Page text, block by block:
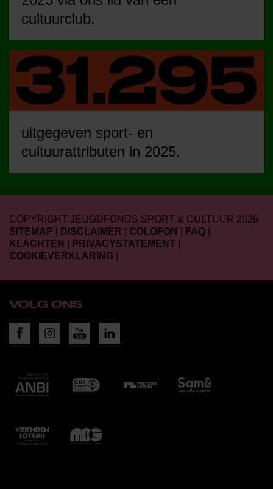
cultuurclub.
uitgegeven sport- en
cultuurattributen in 2025.
COPYRIGHT JEUGDFONDS SPORT & CULTUUR 2026
SITEMAP
DISCLAIMER COLOFON FAQ
KLACHTEN
PRIVACYSTATEMENT
COOKIEVERKLARING
VOLG ONS